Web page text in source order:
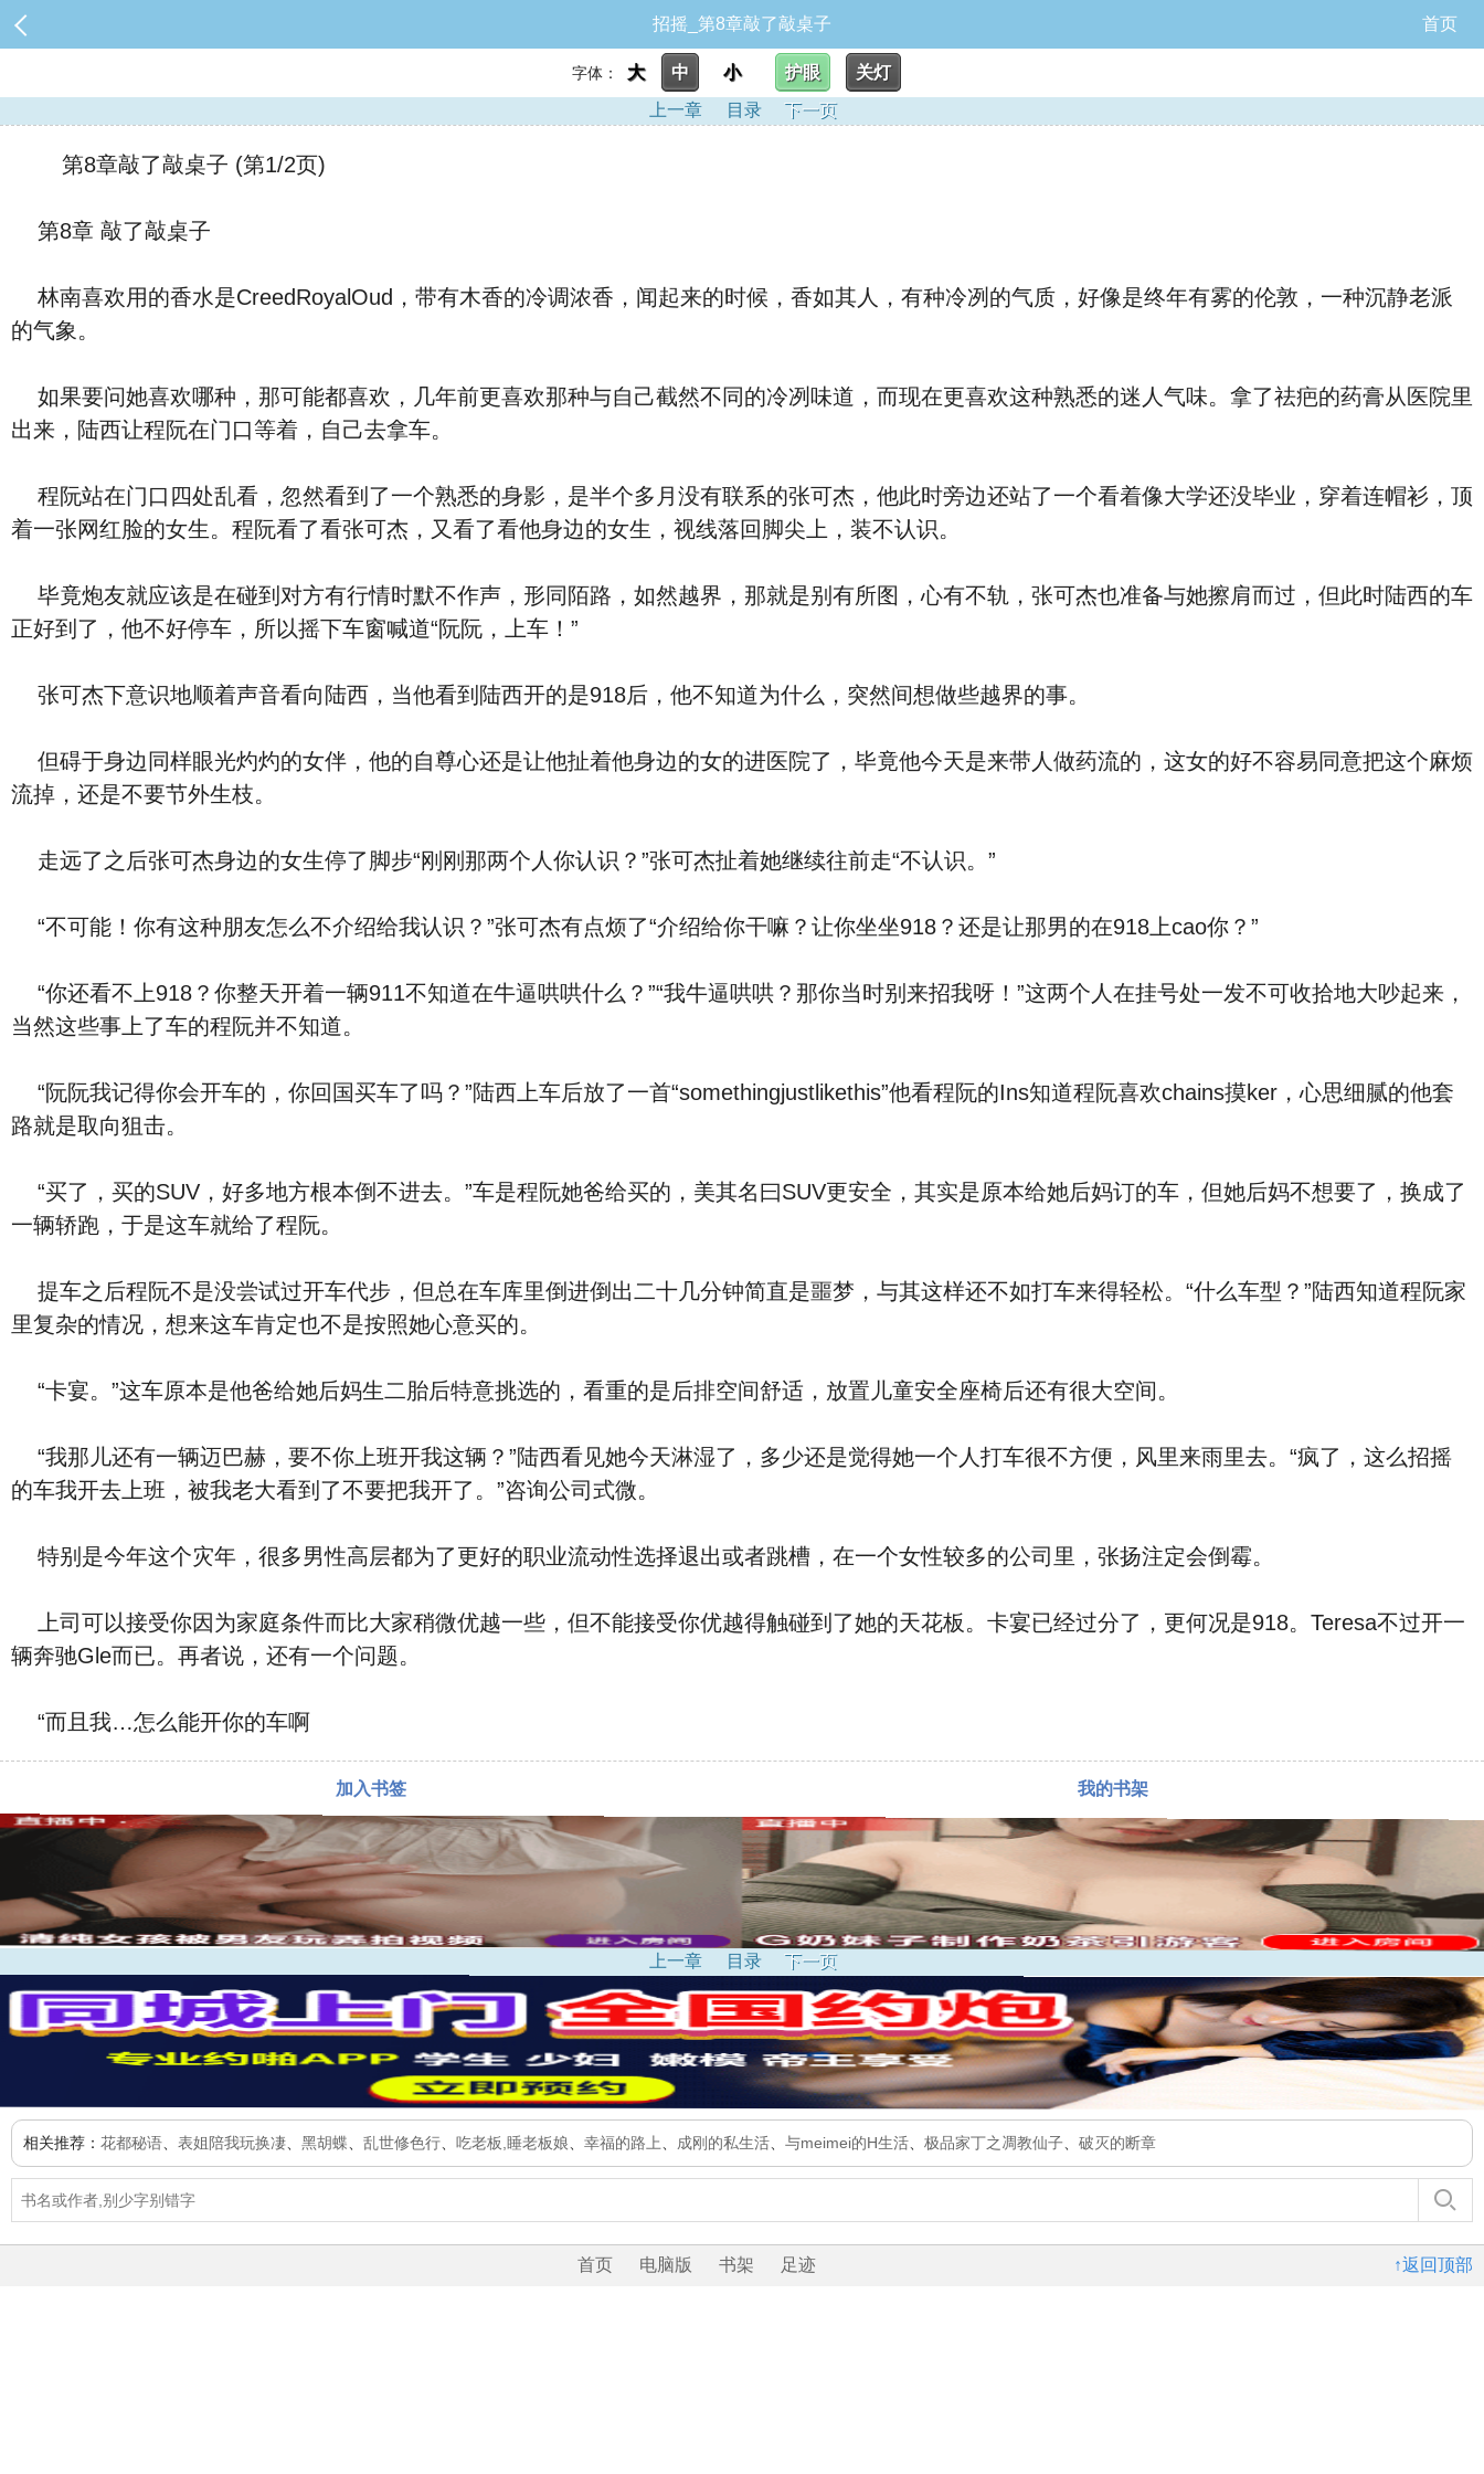
招摇_第8章敲了敲桌子 首页
字体： 大 中 小 护眼
关灯
上一章
目录 下一页
第8章敲了敲桌子 (第1/2页)
第8章 敲了敲桌子
林南喜欢用的香水是CreedRoyalOud，带有木香的冷调浓香，闻起来的时候，香如其人，有种冷冽的气质，好像是终年有雾的伦敦，一种沉静老派
的气象。
如果要问她喜欢哪种，那可能都喜欢，几年前更喜欢那种与自己截然不同的冷冽味道，而现在更喜欢这种熟悉的迷人气味。拿了祛疤的药膏从医院里
出来，陆西让程阮在门口等着，自己去拿车。
程阮站在门口四处乱看，忽然看到了一个熟悉的身影，是半个多月没有联系的张可杰，他此时旁边还站了一个看着像大学还没毕业，穿着连帽衫，顶
着一张网红脸的女生。程阮看了看张可杰，又看了看他身边的女生，视线落回脚尖上，装不认识。
毕竟炮友就应该是在碰到对方有行情时默不作声，形同陌路，如然越界，那就是别有所图，心有不轨，张可杰也准备与她擦肩而过，但此时陆西的车
正好到了，他不好停车，所以摇下车窗喊道“阮阮，上车！”
张可杰下意识地顺着声音看向陆西，当他看到陆西开的是918后，他不知道为什么，突然间想做些越界的事。
但碍于身边同样眼光灼灼的女伴，他的自尊心还是让他扯着他身边的女的进医院了，毕竟他今天是来带人做药流的，这女的好不容易同意把这个麻烦
流掉，还是不要节外生枝。
走远了之后张可杰身边的女生停了脚步“刚刚那两个人你认识？”张可杰扯着她继续往前走“不认识。”
“不可能！你有这种朋友怎么不介绍给我认识？”张可杰有点烦了“介绍给你干嘛？让你坐坐918？还是让那男的在918上cao你？”
“你还看不上918？你整天开着一辆911不知道在牛逼哄哄什么？”“我牛逼哄哄？那你当时别来招我呀！”这两个人在挂号处一发不可收拾地大吵起来，
当然这些事上了车的程阮并不知道。
“阮阮我记得你会开车的，你回国买车了吗？”陆西上车后放了一首“somethingjustlikethis”他看程阮的Ins知道程阮喜欢chains摸ker，心思细腻的他套
路就是取向狙击。
“买了，买的SUV，好多地方根本倒不进去。”车是程阮她爸给买的，美其名曰SUV更安全，其实是原本给她后妈订的车，但她后妈不想要了，换成了
一辆轿跑，于是这车就给了程阮。
提车之后程阮不是没尝试过开车代步，但总在车库里倒进倒出二十几分钟简直是噩梦，与其这样还不如打车来得轻松。“什么车型？”陆西知道程阮家
里复杂的情况，想来这车肯定也不是按照她心意买的。
“卡宴。”这车原本是他爸给她后妈生二胎后特意挑选的，看重的是后排空间舒适，放置儿童安全座椅后还有很大空间。
“我那儿还有一辆迈巴赫，要不你上班开我这辆？”陆西看见她今天淋湿了，多少还是觉得她一个人打车很不方便，风里来雨里去。“疯了，这么招摇
的车我开去上班，被我老大看到了不要把我开了。”咨询公司式微。
特别是今年这个灾年，很多男性高层都为了更好的职业流动性选择退出或者跳槽，在一个女性较多的公司里，张扬注定会倒霉。
上司可以接受你因为家庭条件而比大家稍微优越一些，但不能接受你优越得触碰到了她的天花板。卡宴已经过分了，更何况是918。Teresa不过开一
辆奔驰Gle而已。再者说，还有一个问题。
“而且我…怎么能开你的车啊
加入书签 我的书架
上一章 目录 下一页
相关推荐： 花都秘语 表姐陪我玩换凄 黑胡蝶 乱世修色行 吃老板,睡老板娘 幸福的路上 成刚的私生活 与meimei的H生活 极品家丁之凋教仙子 破灭的断章
↑返回顶部
首页 电脑版 书架 足迹